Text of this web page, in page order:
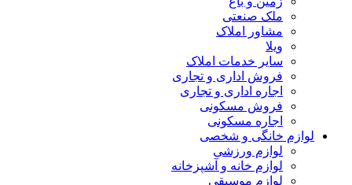
ملک صنعتی
مشاور املاک
ویلا
سایر خدمات املاک
فروش اداری و تجاری
اجاره اداری و تجاری
فروش مسکونی
اجاره مسکونی
لوازم خانگی و شخصی
لوازم ورزشی
لوازم خانه و آشپزخانه
لوازم موسیقی